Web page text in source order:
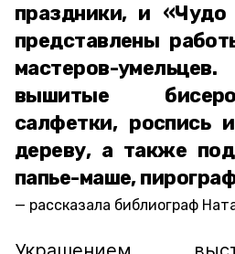
праздники, и «Чудо
представлены
мастеров-
вышитые
салфетки, роспись
дереву, а также
папье-маше,
рассказала библиограф